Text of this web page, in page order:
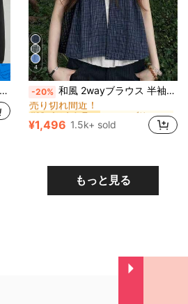
4
-20% 和風 2wayブラウス 半袖、花柄チェックシャツ、スリムフィット カレッジスタイルトップス、夏
#10 ベストセラー に ファブリック 柔らかなオフィスブラウス
売り切れ間近！
#10 ベストセラー
売り切れ間近！
#10 ベストセラー
売り切れ間近！
#10 ベストセラー に ファブリック 柔らかなオフィスブラウス
¥1,496 1.5k+ sold
もっと見る